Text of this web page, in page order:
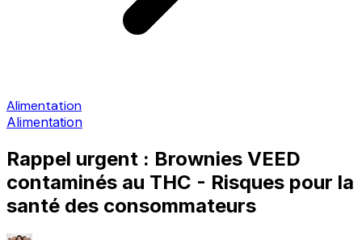
Alimentation
Alimentation
Rappel urgent : Brownies VEED
contaminés au THC - Risques pour la
santé des consommateurs